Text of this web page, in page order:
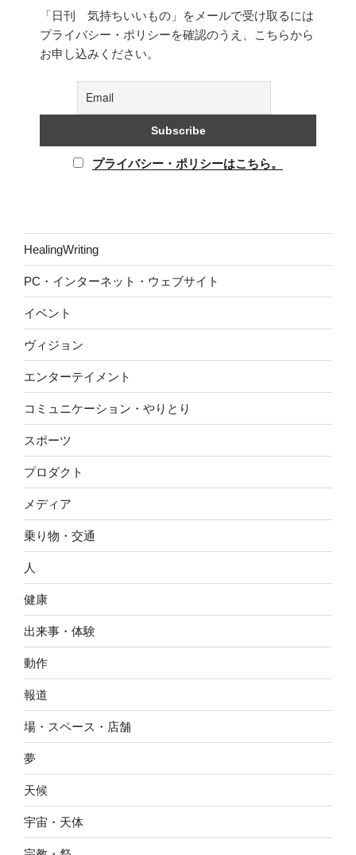
「日刊 気持ちいいもの」をメールで受け取るには
プライバシー・ポリシーを確認のうえ、こちらから
お申し込みください。
プライバシー・ポリシーはこちら。
HealingWriting
PC・インターネット・ウェブサイト
イベント
ヴィジョン
エンターテイメント
コミュニケーション・やりとり
スポーツ
プロダクト
メディア
乗り物・交通
人
健康
出来事・体験
動作
報道
場・スペース・店舗
夢
天候
宇宙・天体